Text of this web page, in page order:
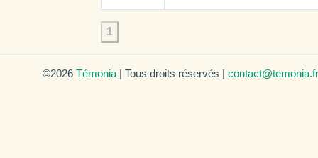
1
©2026 Témonia | Tous droits réservés | contact@temonia.fr